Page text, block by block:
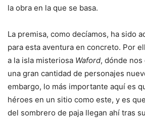
la obra en la que se basa.
La premisa, como decíamos, ha sido
para esta aventura en concreto. Por
a la isla misteriosa Waford, dónde
una gran cantidad de personajes
embargo, lo más importante aquí es
héroes en un sitio como este, y es
del sombrero de paja llegan ahí tras